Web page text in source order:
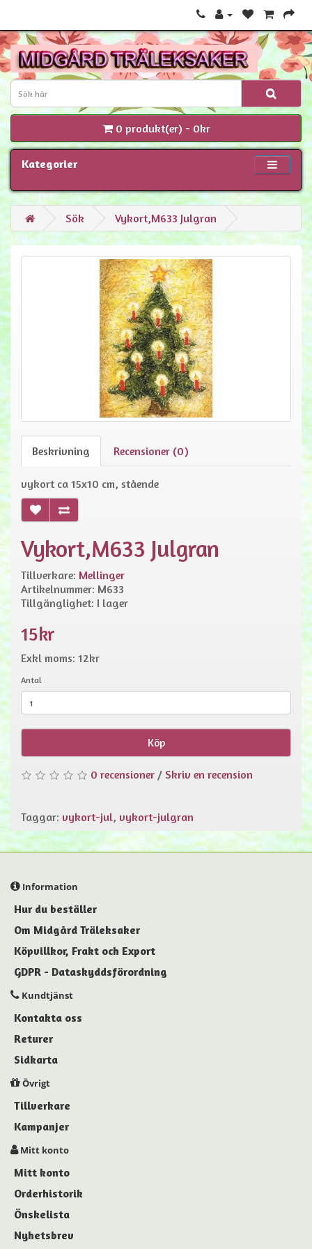
0 produkt(er) - 0kr
Kategorier
Sök Vykort,M633 Julgran
Beskrivning Recensioner (0)
vykort ca 15x10 cm, stående
Vykort,M633 Julgran
Tillverkare: Mellinger
Artikelnummer: M633
Tillgänglighet: I lager
15kr
Exkl moms: 12kr
Antal
Köp
0 recensioner / Skriv en recension
Taggar: vykort-jul, vykort-julgran
Information
Hur du beställer
Om Midgård Träleksaker
Köpvillkor, Frakt och Export
GDPR - Dataskyddsförordning
Kundtjänst
Kontakta oss
Returer
Sidkarta
Övrigt
Tillverkare
Kampanjer
Mitt konto
Mitt konto
Orderhistorik
Önskelista
Nyhetsbrev